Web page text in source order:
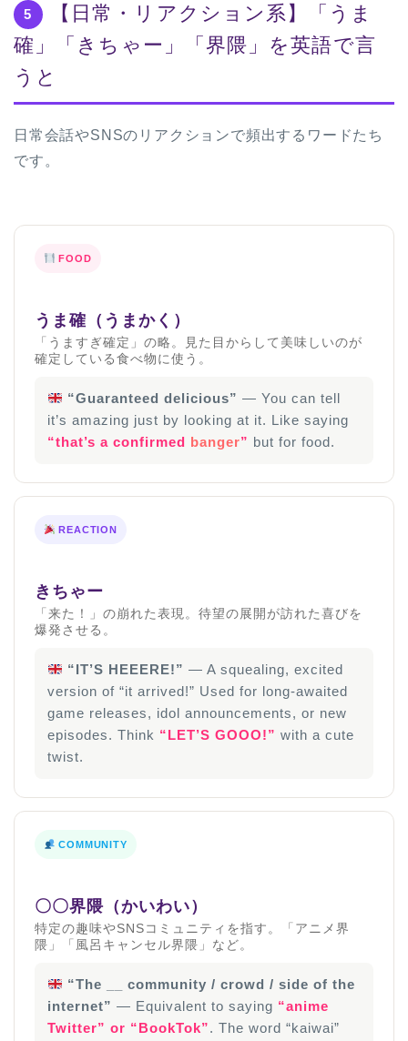
5
【日常・リアクション系】「うま
確」「きちゃー」「界隈」を英語で言
うと
日常会話やSNSのリアクションで頻出するワードたち
です。
FOOD
うま確（うまかく）
「うますぎ確定」の略。見た目からして美味しいのが
確定している食べ物に使う。
“Guaranteed delicious” — You can tell
it’s amazing just by looking at it. Like saying
“that’s a confirmed
banger” but for food.
REACTION
きちゃー
「来た！」の崩れた表現。待望の展開が訪れた喜びを
爆発させる。
“IT’S HEEERE!” — A squealing, excited
version of “it arrived!” Used for long-awaited
game releases, idol announcements, or new
episodes. Think “LET’S GOOO!” with a cute
twist.
COMMUNITY
〇〇界隈（かいわい）
特定の趣味やSNSコミュニティを指す。「アニメ界
隈」「風呂キャンセル界隈」など。
“The __ community / crowd / side of the
internet” — Equivalent to saying “anime
Twitter” or “BookTok”. The word “kaiwai”